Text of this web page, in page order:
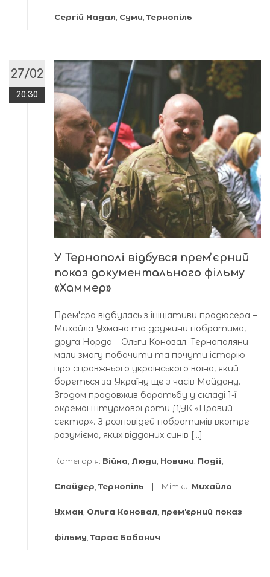
Сергій Надал Суми Тернопіль
27/02
20:30
У Тернополі відбувся премʼєрний
показ документального фільму
«Хаммер»
Премʼєра відбулась з ініціативи продюсера –
Михайла Ухмана та дружини побратима,
друга Норда – Ольги Коновал. Тернополяни
мали змогу побачити та почути історію
про справжнього українського воїна, який
бореться за Україну ще з часів Майдану.
Згодом продовжив боротьбу у складі 1-ї
окремої штурмової роти ДУК «Правий
сектор». З розповідей побратимів вкотре
розуміємо, яких відданих синів […]
Категорія: Війна, Люди, Новини, Події,
Слайдер, Тернопіль Мітки: Михайло
Ухман, Ольга Коновал, премʼєрний показ
фільму, Тарас Бобанич